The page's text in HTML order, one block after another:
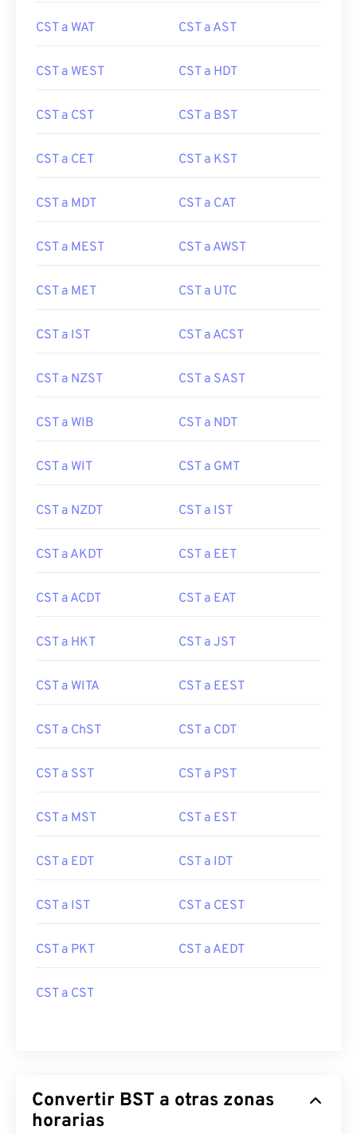
CST a WAT CST a AST
CST a WEST CST a HDT
CST a CST CST a BST
CST a CET CST a KST
CST a MDT CST a CAT
CST a MEST CST a AWST
CST a MET CST a UTC
CST a IST CST a ACST
CST a NZST CST a SAST
CST a WIB CST a NDT
CST a WIT CST a GMT
CST a NZDT CST a IST
CST a AKDT CST a EET
CST a ACDT CST a EAT
CST a HKT CST a JST
CST a WITA CST a EEST
CST a ChST CST a CDT
CST a SST CST a PST
CST a MST CST a EST
CST a EDT CST a IDT
CST a IST CST a CEST
CST a PKT CST a AEDT
CST a CST
Convertir BST a otras zonas
horarias